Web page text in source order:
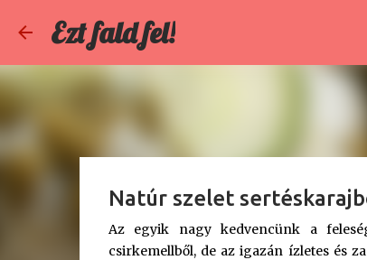
Ezt fald fel!
Natúr szelet
Az egyik nagy kedvencünk a
csirkemellből, de az igazán ízletes és